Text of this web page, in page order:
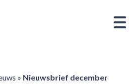
» Nieuwsbrief december